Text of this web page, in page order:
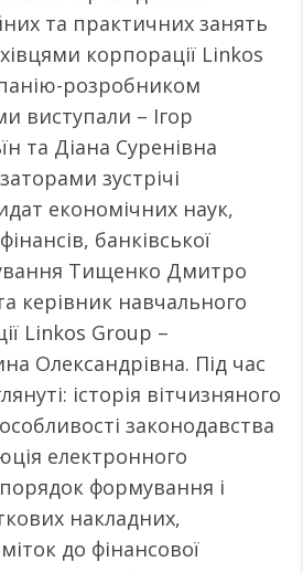
та практичних занять
корпорації Linkos
розробником
виступали – Ігор
та Діана Суренівна
зустрічі
економічних наук,
банківської
Тищенко Дмитро
керівник навчального
Linkos Group –
Олександрівна. Під час
історія вітчизняного
законодавства
електронного
формування і
накладних,
до фінансової